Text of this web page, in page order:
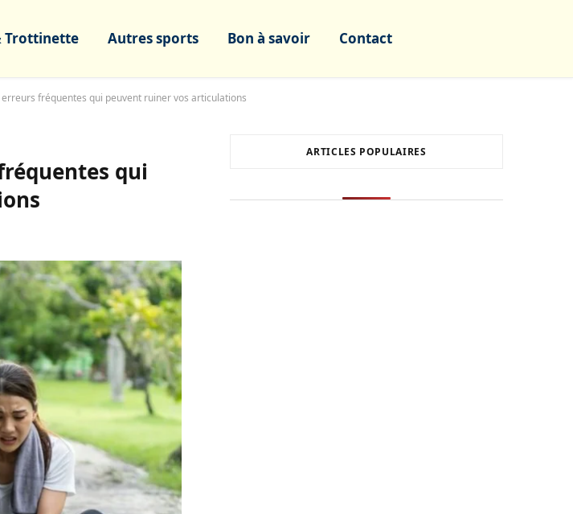
Trottinette Autres sports Bon à savoir Contact
fréquentes qui peuvent ruiner vos articulations
qui
ARTICLES POPULAIRES